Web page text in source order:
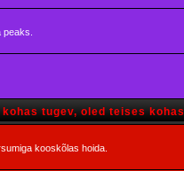
tugev, oled teises
kooskõlas hoida.